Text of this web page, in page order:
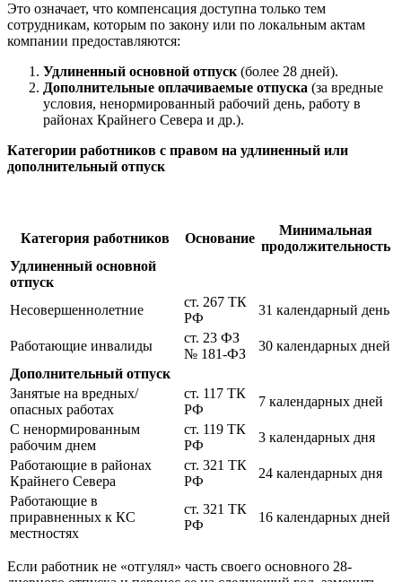
Это означает, что компенсация доступна только тем
сотрудникам, которым по закону или по локальным актам
компании предоставляются:
Удлиненный основной отпуск (более 28 дней).
Дополнительные оплачиваемые отпуска (за вредные
условия, ненормированный рабочий день, работу в
районах Крайнего Севера и др.).
Категории работников с правом на удлиненный или
дополнительный отпуск
Категория работников Основание
Минимальная
продолжительность
Удлиненный основной
отпуск
Несовершеннолетние
ст. 267 ТК
РФ
31 календарный день
Работающие инвалиды
ст. 23 ФЗ
№ 181-ФЗ
30 календарных дней
Дополнительный отпуск
Занятые на вредных/
опасных работах
ст. 117 ТК
РФ
7 календарных дней
С ненормированным
рабочим днем
ст. 119 ТК
РФ
3 календарных дня
Работающие в районах
Крайнего Севера
ст. 321 ТК
РФ
24 календарных дня
Работающие в
приравненных к КС
местностях
ст. 321 ТК
РФ
16 календарных дней
Если работник не «отгулял» часть своего основного 28-